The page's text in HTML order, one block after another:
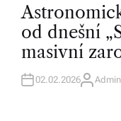
S
T
E
D
I
N
od dnešní
masivní
02.02.2026A
Admin